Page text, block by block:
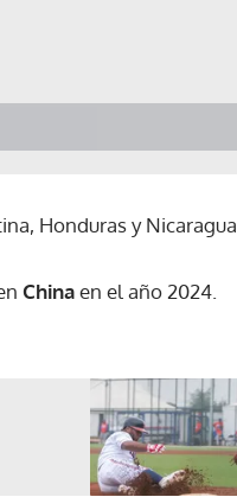
Honduras y Nicaragua.
Chinaen el año 2024.